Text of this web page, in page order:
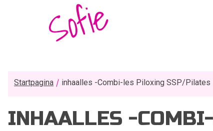
Sofie
Startpagina inhaalles -Combi-les Piloxing SSP/
INHAALLES -